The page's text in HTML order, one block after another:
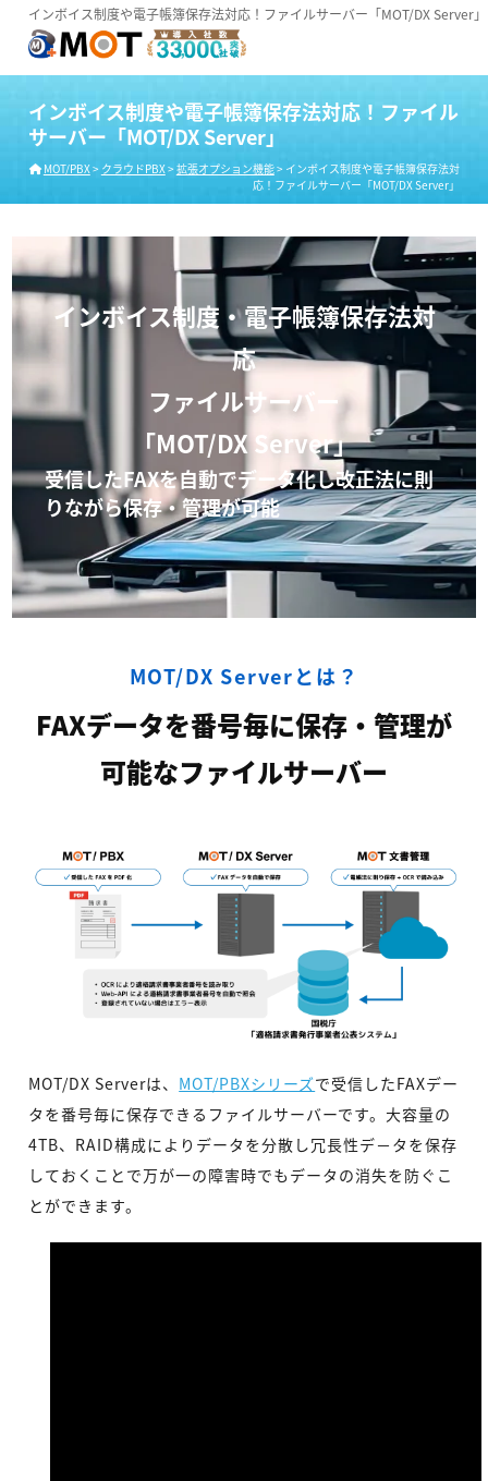
インボイス制度や電子帳簿保存法対応！ファイルサーバー「MOT/DX Server」
インボイス制度や電子帳簿保存法対応！ファイル
サーバー「MOT/DX Server」
MOT/PBX> クラウドPBX> 拡張オプション機能> インボイス制度や電子帳簿保存法対
応！ファイルサーバー「MOT/DX Server」
インボイス制度・電子帳簿保存法対
応
ファイルサーバー
「MOT/DX Server」
受信したFAXを自動でデータ化し改正法に則
りながら保存・管理が可能
MOT/DX Serverとは？
FAXデータを番号毎に保存・管理が
可能なファイルサーバー
MOT/DX Serverは、 MOT/PBXシリーズで受信したFAXデー
タを番号毎に保存できるファイルサーバーです。大容量の
4TB、RAID構成によりデータを分散し冗長性デ－タを保存
しておくことで万が一の障害時でもデータの消失を防ぐこ
とができます。